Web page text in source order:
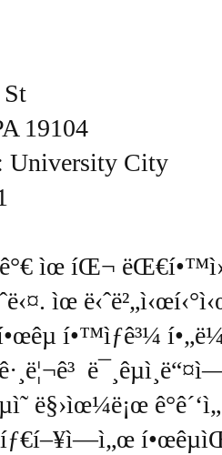
19104
University City
ìœ íŒ¬
ìœ
í•œêµ­ í•™ìƒê³¼
ë§›ìœ¼ë¡œ